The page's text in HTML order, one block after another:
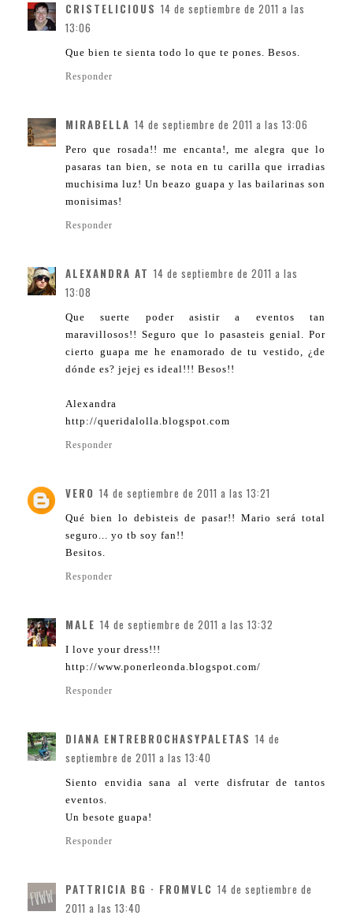
CRISTELICIOUS 14 de septiembre de 2011 a las
13:06
Que bien te sienta todo lo que te pones. Besos.
Responder
MIRABELLA 14 de septiembre de 2011 a las 13:06
Pero que rosada!! me encanta!, me alegra que lo
pasaras tan bien, se nota en tu carilla que irradias
muchisima luz! Un beazo guapa y las bailarinas son
monisimas!
Responder
ALEXANDRA AT 14 de septiembre de 2011 a las
13:08
Que suerte poder asistir a eventos tan
maravillosos!! Seguro que lo pasasteis genial. Por
cierto guapa me he enamorado de tu vestido, ¿de
dónde es? jejej es ideal!!! Besos!!
Alexandra
http://queridalolla.blogspot.com
Responder
VERO 14 de septiembre de 2011 a las 13:21
Qué bien lo debisteis de pasar!! Mario será total
seguro... yo tb soy fan!!
Besitos.
Responder
MALE 14 de septiembre de 2011 a las 13:32
I love your dress!!!
http://www.ponerleonda.blogspot.com/
Responder
DIANA ENTREBROCHASYPALETAS 14 de
septiembre de 2011 a las 13:40
Siento envidia sana al verte disfrutar de tantos
eventos.
Un besote guapa!
Responder
PATTRICIA BG · FROMVLC 14 de septiembre de
2011 a las 13:40